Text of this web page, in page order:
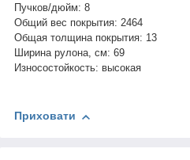
Пучков/дюйм: 8
Общий вес покрытия: 2464
Общая толщина покрытия: 13
Ширина рулона, см: 69
Износостойкость: высокая
Приховати